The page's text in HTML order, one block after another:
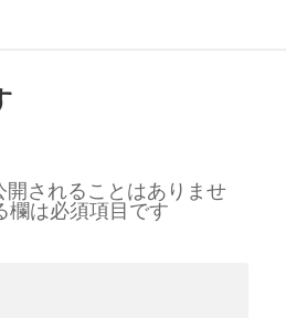
開されることはありませ
欄は必須項目です